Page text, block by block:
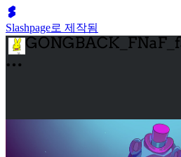
Slashpage로 제작됨